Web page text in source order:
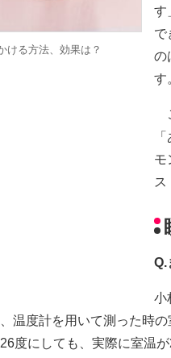
ける方法、効果は？
す
で
の
す
モ
ス
Q.
小
温度計を用いて測った時
度にしても、実際に室温